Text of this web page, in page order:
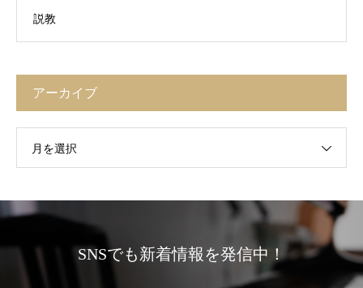
説教
アーカイブ
月を選択
SNSでも新着情報を発信中！